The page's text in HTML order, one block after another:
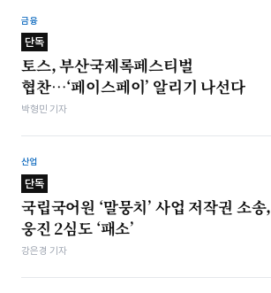
금융
단독
토스, 부산국제록페스티벌
협찬…‘페이스페이’ 알리기 나선다
박형민 기자
산업
단독
국립국어원 ‘말뭉치’ 사업 저작권 소송,
웅진 2심도 ‘패소’
강은경 기자